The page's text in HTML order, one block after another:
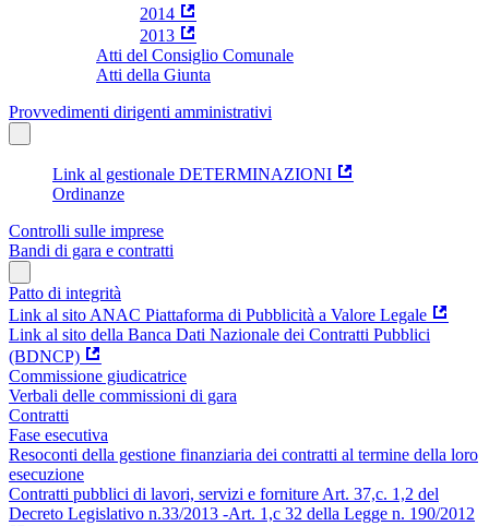
2014
2013
Atti del Consiglio Comunale
Atti della Giunta
Provvedimenti dirigenti amministrativi
Link al gestionale DETERMINAZIONI
Ordinanze
Controlli sulle imprese
Bandi di gara e contratti
Patto di integrità
Link al sito ANAC Piattaforma di Pubblicità a Valore Legale
Link al sito della Banca Dati Nazionale dei Contratti Pubblici
(BDNCP)
Commissione giudicatrice
Verbali delle commissioni di gara
Contratti
Fase esecutiva
Resoconti della gestione finanziaria dei contratti al termine della loro
esecuzione
Contratti pubblici di lavori, servizi e forniture Art. 37,c. 1,2 del
Decreto Legislativo n.33/2013 -Art. 1,c 32 della Legge n. 190/2012